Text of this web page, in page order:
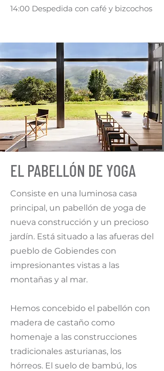
14:00 Despedida con café y bizcochos
EL PABELLÓN DE YOGA
Consiste en una luminosa casa
principal, un pabellón de yoga de
nueva construcción y un precioso
jardín. Está situado a las afueras del
pueblo de Gobiendes con
impresionantes vistas a las
montañas y al mar.
Hemos concebido el pabellón con
madera de castaño como
homenaje a las construcciones
tradicionales asturianas, los
hórreos. El suelo de bambú, los